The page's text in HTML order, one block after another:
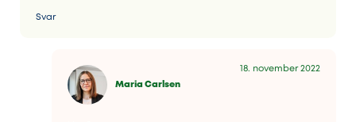
Svar
Maria Carlsen
18. november 2022